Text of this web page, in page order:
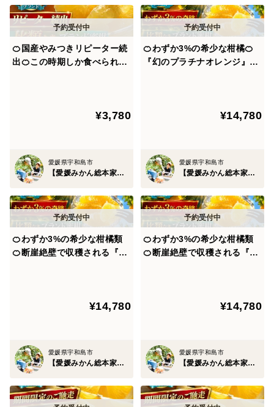
水はけがよくなり、余計な水分を含まないからこそ甘く
濃厚でジューシーなミカンが収穫できます。
更に年間を通して温暖な気候で収穫時期に雨が少なく、
るので栄養豊富な土壌で栽培できます。
しています。
一つ目は空から降り注ぐ太陽、二つ目は海から反射する
太陽、三つ目は石垣から照り返す太陽。
こそ圧倒的な糖度を実現させるのです。
まさに甘く濃い美味しいみかんを生む条件をすべて満た
している比類なき地域なのです。
事実、その最高糖度は【18度オーバー】を実現させるわ
🍊国産やみつきリピーター続
出🍊この時期しか食べられな
ャンペーン約1kg🍊家庭用・
¥3,780
愛媛県宇和島市
【愛媛みかん総本家】山内ファーム崖上の宇和島ブランド
🍊わずか3%の希少な柑橘🍊
『幻のプラチナオレンジ』傾
1.5kg🍊【5月下旬予約】
¥14,780
愛媛県宇和島市
【愛媛みかん総本家】山内ファーム崖上の宇和島ブランド
🍊わずか3%の希少な柑橘類
🍊断崖絶壁で収穫される『幻
場に出回らない贈答用約1.5k
¥14,780
愛媛県宇和島市
【愛媛みかん総本家】山内ファーム崖上の宇和島ブランド
🍊わずか3%の希少な柑橘類
🍊断崖絶壁で収穫される『幻
場に出回らない贈答用約1.5k
¥14,780
愛媛県宇和島市
【愛媛みかん総本家】山内ファーム崖上の宇和島ブランド